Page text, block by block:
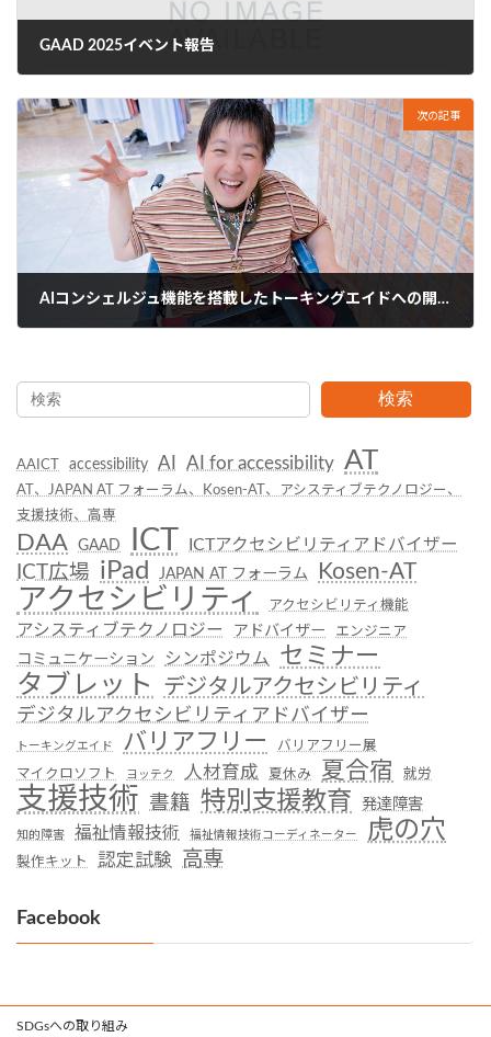
GAAD 2025イベント報告
次の記事
AIコンシェルジュ機能を搭載したトーキングエイドへの開発協力
検索
AAICT accessibility AI AI for accessibility AT
AT、JAPAN AT フォーラム、Kosen-AT、アシスティブテクノロジー、
支援技術、高専
DAA GAAD ICT ICTアクセシビリティアドバイザー
ICT広場 iPad JAPAN AT フォーラム Kosen-AT
アクセシビリティ アクセシビリティ機能
アシスティブテクノロジー アドバイザー エンジニア
コミュニケーション シンポジウム セミナー
タブレット デジタルアクセシビリティ
デジタルアクセシビリティアドバイザー
トーキングエイド バリアフリー バリアフリー展
マイクロソフト ヨッテク 人材育成 夏休み 夏合宿 就労
支援技術 書籍 特別支援教育 発達障害
知的障害 福祉情報技術 福祉情報技術コーディネーター 虎の穴
製作キット 認定試験 高専
Facebook
SDGsへの取り組み